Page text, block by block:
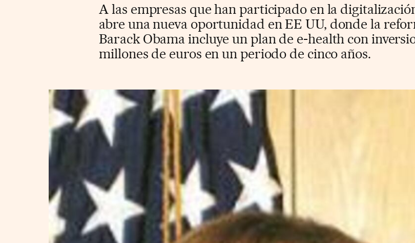
A las empresas que han participado en la
abre una nueva oportunidad en EE UU, donde la
Barack Obama incluye un plan de e-health con
millones de euros en un periodo de cinco años.